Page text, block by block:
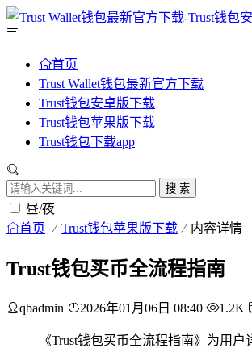
首页
Trust Wallet钱包最新官方下载
Trust钱包安卓版下载
Trust钱包苹果版下载
Trust钱包下载app
搜 索
昼/夜
首页 Trust钱包苹果版下载 内容详情
Trust钱包买币全流程指南
qbadmin 2026年01月06日 08:40 1.2K
《Trust钱包买币全流程指南》为用